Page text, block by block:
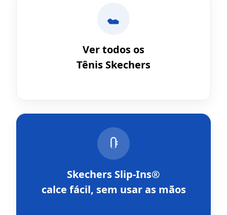
Ver todos os
Tênis Skechers
Skechers Slip-Ins®
calce fácil, sem usar as mãos